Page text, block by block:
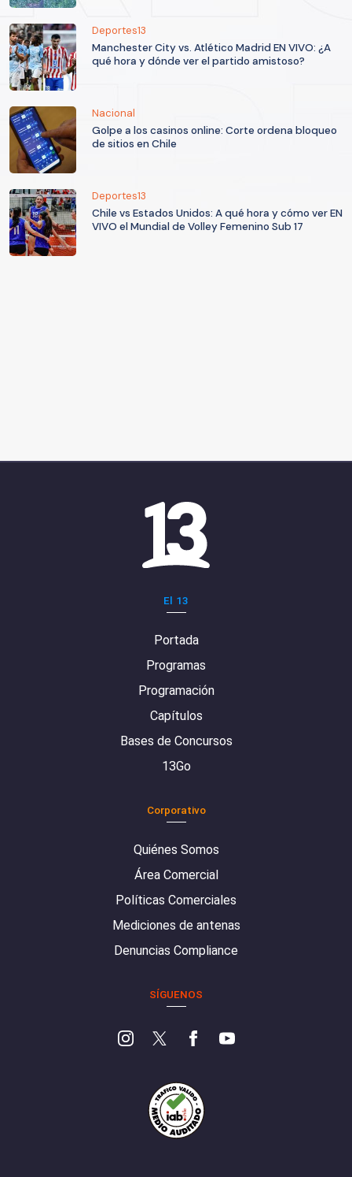
Deportes13
Manchester City vs. Atlético Madrid EN VIVO: ¿A
qué hora y dónde ver el partido amistoso?
Nacional
Golpe a los casinos online: Corte ordena bloqueo
de sitios en Chile
Deportes13
Chile vs Estados Unidos: A qué hora y cómo ver EN
VIVO el Mundial de Volley Femenino Sub 17
El 13
Portada
Programas
Programación
Capítulos
Bases de Concursos
13Go
Corporativo
Quiénes Somos
Área Comercial
Políticas Comerciales
Mediciones de antenas
Denuncias Compliance
SÍGUENOS